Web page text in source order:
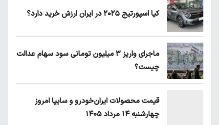
کیا اسپورتیج ۲۰۲۵ در ایران ارزش خرید دارد؟
ماجرای واریز ۳ میلیون تومانی سود سهام عدالت
چیست؟
قیمت محصولات ایران‌خودرو و سایپا امروز
چهارشنبه ۱۴ مرداد ۱۴۰۵